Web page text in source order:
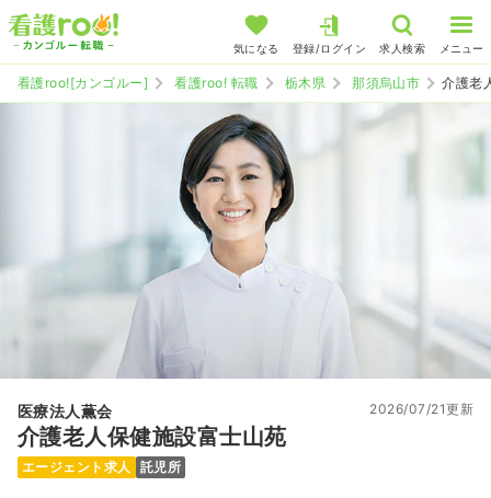
気になる 登録/ログイン 求人検索 メニュー
看護roo![カンゴルー] 看護roo! 転職 栃木県 那須烏山市 介護老
医療法人薫会
介護老人保健施設富士山苑
2026/07/21更新
エージェント求人 託児所